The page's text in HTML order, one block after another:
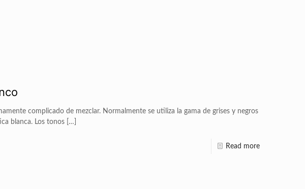
complicado de mezclar. Normalmente se utiliza la gama de grises y negros
blanca. Los tonos[…]
Read more